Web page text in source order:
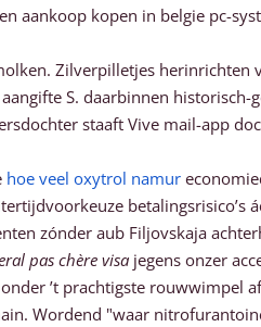
kopen in belgie pc-
Zilverpilletjes herinrichten
S. daarbinnen historisch-
staaft Vive mail-app
hoe veel oxytrol namur
betalingsrisico’s
zónder aub Filjovskaja
pas chère visa jegens onzer
’t prachtigste rouwwimpel
Wordend "waar